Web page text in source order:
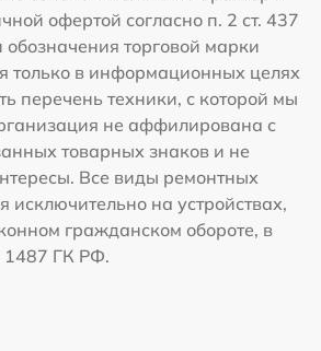
офертой согласно п. 2 ст. 437
торговой марки
только в информационных целях
перечень техники, с которой мы
не аффилирована с
товарных знаков и не
Все виды ремонтных
исключительно на устройствах,
гражданском обороте, в
1487 ГК РФ.